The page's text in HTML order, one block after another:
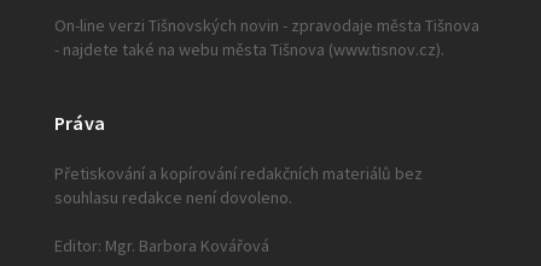
On-line verzi Tišnovských novin - zpravodaje města Tišnova
- najdete také na webu města Tišnova (www.tisnov.cz).
Práva
Přetiskování a kopírování redakčních materiálů bez
souhlasu redakce není dovoleno.
Editor: Mgr. Barbora Kovářová